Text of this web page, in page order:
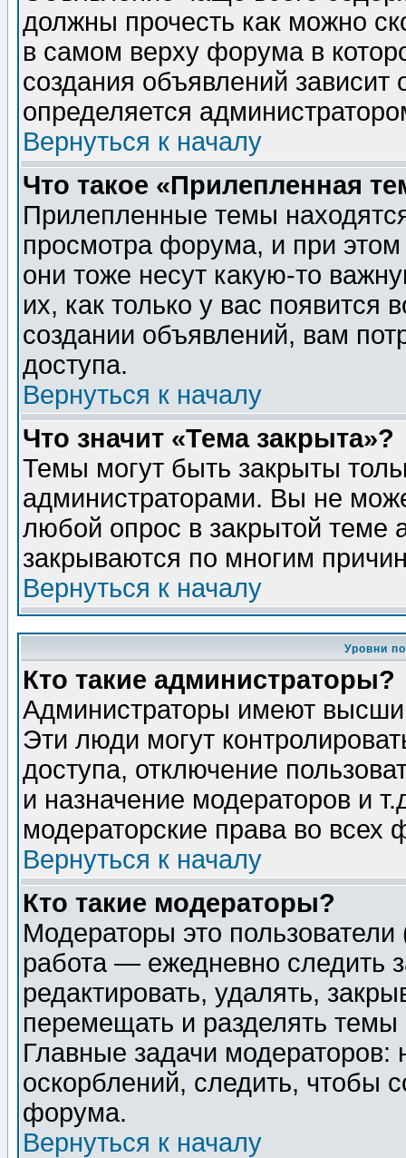
должны прочесть как можно
в самом верху форума в
создания объявлений зависит
определяется
Вернуться к началу
Что такое «Прилепленная
Прилепленные темы
просмотра форума, и при
они тоже несут какую-то
их, как только у вас появится
создании объявлений, вам
доступа.
Вернуться к началу
Что значит «Тема закрыта»?
Темы могут быть закрыты
администраторами. Вы не
любой опрос в закрытой теме
закрываются по многим
Вернуться к началу
Уровни
Кто такие администраторы?
Администраторы имеют
Эти люди могут
доступа, отключение
и назначение модераторов и
модераторские права во всех
Вернуться к началу
Кто такие модераторы?
Модераторы это
работа — ежедневно следить
редактировать, удалять,
перемещать и разделять
Главные задачи
оскорблений, следить, чтобы
форума.
Вернуться к началу